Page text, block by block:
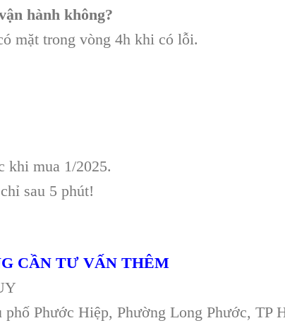
hành không?
mặt trong vòng 4h khi có lỗi.
khi mua 1/2025.
sau 5 phút!
CẦN TƯ VẤN THÊM
Phước Hiệp, Phường Long Phước, TP